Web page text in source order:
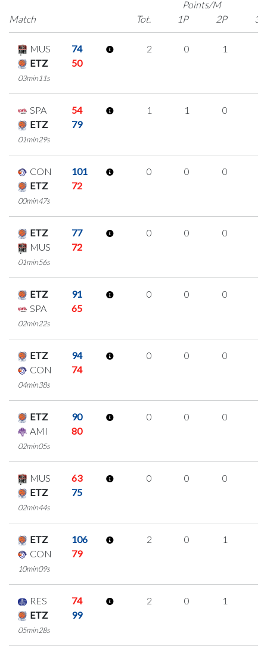
Match
Points/M
Tot.
1P 2P 3P
MUS
74
ETZ
50
03min11s
2 0 1
SPA
54
ETZ
79
01min29s
1 1 0
CON
101
ETZ
72
00min47s
0 0 0
ETZ
77
MUS
72
01min56s
0 0 0
ETZ
91
SPA
65
02min22s
0 0 0
ETZ
94
CON
74
04min38s
0 0 0
ETZ
90
AMI
80
02min05s
0 0 0
MUS
63
ETZ
75
02min44s
0 0 0
ETZ
106
CON
79
10min09s
2 0 1
RES
74
ETZ
99
05min28s
2 0 1